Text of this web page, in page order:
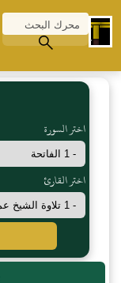
اختر السورة
اختر القارئ